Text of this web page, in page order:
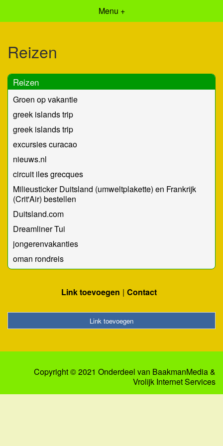
Menu +
Reizen
Reizen
Groen op vakantie
greek islands trip
greek islands trip
excursies curacao
nieuws.nl
circuit iles grecques
Milieusticker Duitsland (umweltplakette) en Frankrijk
(Crit'Air) bestellen
Duitsland.com
Dreamliner Tui
jongerenvakanties
oman rondreis
Link toevoegen Contact
Link toevoegen
Copyright © 2021 Onderdeel van BaakmanMedia&
Vrolijk Internet Services